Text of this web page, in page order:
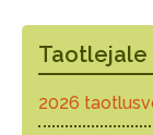
Taotlejale
2026